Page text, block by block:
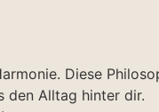
Diese
den Alltag hinter dir.